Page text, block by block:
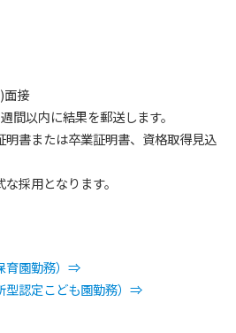
接
間以内に結果を郵送します。
明書または卒業証明書、資格取得見込
採用となります。
育園勤務）⇒
型認定こども園勤務）⇒